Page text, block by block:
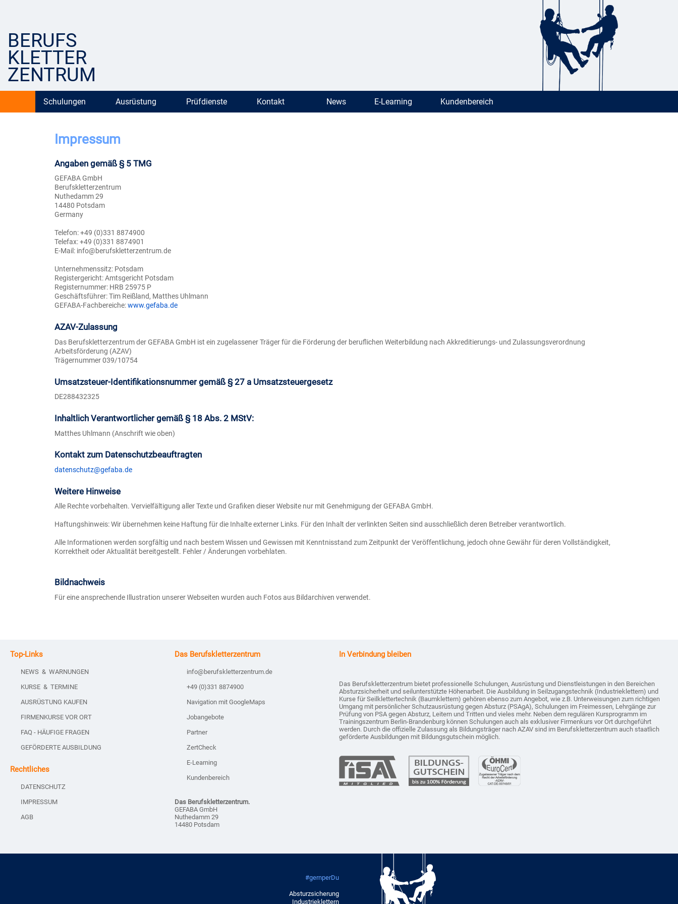
BERUFS
KLETTER
ZENTRUM
Schulungen Ausrüstung Prüfdienste Kontakt News E-Learning Kundenbereich
Impressum
Angaben gemäß § 5 TMG
GEFABA GmbH
Berufskletterzentrum
Nuthedamm 29
14480 Potsdam
Germany
Telefon: +49 (0)331 8874900
Telefax: +49 (0)331 8874901
E-Mail: info@berufskletterzentrum.de
Unternehmenssitz: Potsdam
Registergericht: Amtsgericht Potsdam
Registernummer: HRB 25975 P
Geschäftsführer: Tim Reißland, Matthes Uhlmann
GEFABA-Fachbereiche:www.gefaba.de
AZAV-Zulassung
Das Berufskletterzentrum der GEFABA GmbH ist ein zugelassener Träger für die Förderung der beruflichen Weiterbildung nach Akkreditierungs- und Zulassungsverordnung
Arbeitsförderung (AZAV)
Trägernummer 039/10754
Umsatzsteuer-Identifikationsnummer gemäß § 27 a Umsatzsteuergesetz
DE288432325
Inhaltlich Verantwortlicher gemäß § 18 Abs. 2 MStV:
Matthes Uhlmann (Anschrift wie oben)
Kontakt zum Datenschutzbeauftragten
datenschutz@gefaba.de
Weitere Hinweise
Alle Rechte vorbehalten. Vervielfältigung aller Texte und Grafiken dieser Website nur mit Genehmigung der GEFABA GmbH.
Haftungshinweis: Wir übernehmen keine Haftung für die Inhalte externer Links. Für den Inhalt der verlinkten Seiten sind ausschließlich deren Betreiber verantwortlich.
Alle Informationen werden sorgfältig und nach bestem Wissen und Gewissen mit Kenntnisstand zum Zeitpunkt der Veröffentlichung, jedoch ohne Gewähr für deren Vollständigkeit,
Korrektheit oder Aktualität bereitgestellt. Fehler / Änderungen vorbehlaten.
Bildnachweis
Für eine ansprechende Illustration unserer Webseiten wurden auch Fotos aus Bildarchiven verwendet.
Top-Links
NEWS & WARNUNGEN
KURSE & TERMINE
AUSRÜSTUNG KAUFEN
FIRMENKURSE VOR ORT
FAQ - HÄUFIGE FRAGEN
GEFÖRDERTE AUSBILDUNG
Rechtliches
DATENSCHUTZ
IMPRESSUM
AGB
Das Berufskletterzentrum
info@berufskletterzentrum.de
+49 (0)331 8874900
Navigation mit GoogleMaps
Jobangebote
Partner
ZertCheck
E-Learning
Kundenbereich
Das Berufskletterzentrum.
GEFABA GmbH
Nuthedamm 29
14480 Potsdam
In Verbindung bleiben
Das Berufskletterzentrum bietet professionelle Schulungen, Ausrüstung und Dienstleistungen in den Bereichen
Absturzsicherheit und seilunterstützte Höhenarbeit. Die Ausbildung in Seilzugangstechnik (Industrieklettern) und
Kurse für Seilklettertechnik (Baumklettern) gehören ebenso zum Angebot, wie z.B. Unterweisungen zum richtigen
Umgang mit persönlicher Schutzausrüstung gegen Absturz (PSAgA), Schulungen im Freimessen, Lehrgänge zur
Prüfung von PSA gegen Absturz, Leitern und Tritten und vieles mehr. Neben dem regulären Kursprogramm im
Trainingszentrum Berlin-Brandenburg können Schulungen auch als exklusiver Firmenkurs vor Ort durchgeführt
werden. Durch die offizielle Zulassung als Bildungsträger nach AZAV sind im Berufskletterzentrum auch staatlich
geförderte Ausbildungen mit Bildungsgutschein möglich.
#gernperDu
Absturzsicherung
Industrieklettern